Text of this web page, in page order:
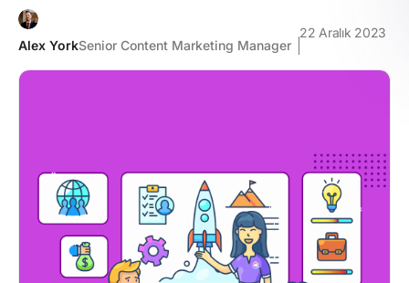
Alex YorkSenior Content Marketing Manager
22 Aralık 2023